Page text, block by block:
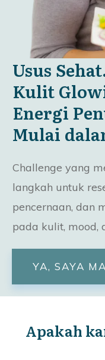
Usus
Kulit
Energi
Mulai
Challenge yang
langkah untuk
pencernaan, dan
pada kulit, mood,
YA, SAYA
Apakah